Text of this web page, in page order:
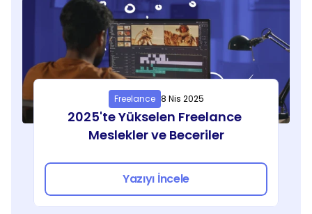
Freelance 8 Nis 2025
2025'te Yükselen Freelance
Meslekler ve Beceriler
Yazıyı İncele